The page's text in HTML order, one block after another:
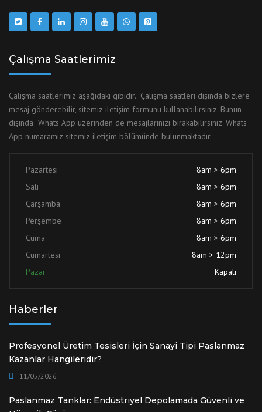
Çalışma Saatlerimiz
Çalışma saatlerimiz aşağıdaki gibidir. Çalışma saatleri dışında bizlere
mesaj gönderebilir, sitemiz iletişim formunu kullanabilirsiniz. Bunun
dışında Whats App üzerinden de mesajlarınızı bırakabilirsiniz. Whats
App numaramız sitemiz iletişim bölümünde bulunmaktadır.
Pazartesi
8am > 6pm
Salı
8am > 6pm
Çarşamba
8am > 6pm
Perşembe
8am > 6pm
Cuma
8am > 6pm
Cumartesi
8am > 12pm
Pazar
Kapalı
Haberler
Profesyonel Üretim Tesisleri İçin Sanayi Tipi Paslanmaz
Kazanlar Hangileridir?
11/05/2026
Paslanmaz Tanklar: Endüstriyel Depolamada Güvenli ve